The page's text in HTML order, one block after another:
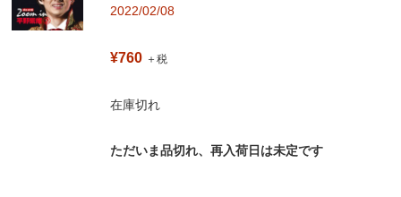
2022/02/08
¥760 ＋税
在庫切れ
ただいま品切れ、再入荷日は未定です